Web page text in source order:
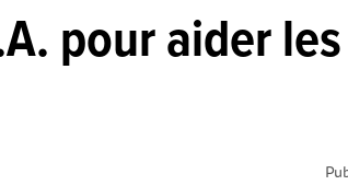
pour aider